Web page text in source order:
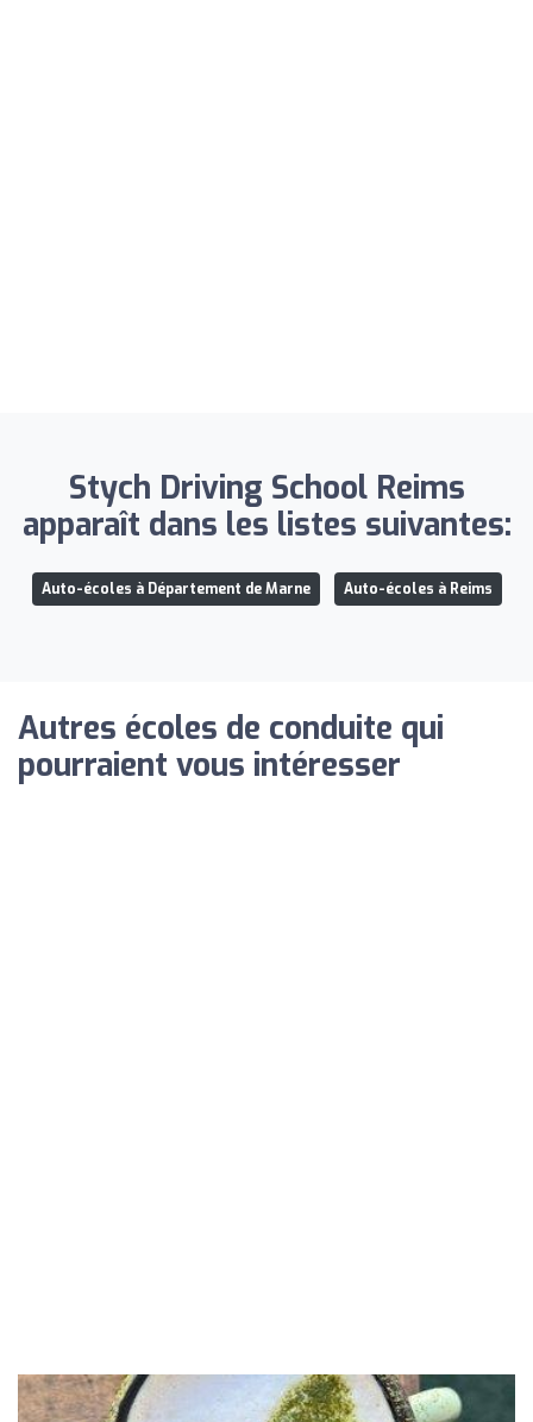
Stych Driving School Reims
apparaît dans les listes suivantes:
Auto-écoles à Département de Marne Auto-écoles à Reims
Autres écoles de conduite qui
pourraient vous intéresser